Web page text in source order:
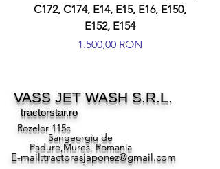
C172, C174, E14, E15, E16, E150,
E152, E154
Preț
1.500,00 RON
VASS JET WASH S.R.L.
tractorstar.ro
Rozelor 115c
Sangeorgiu de
Padure,Mures, Romania
E-mail:tractorasjaponez@gmail.com